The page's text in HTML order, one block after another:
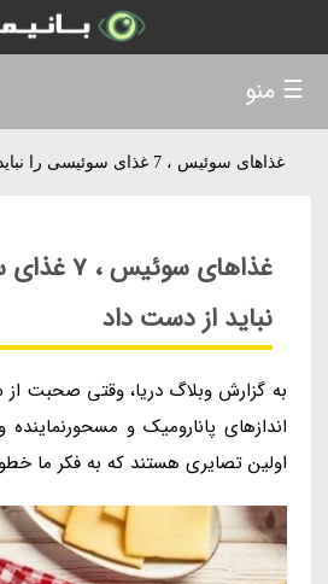
غذاهای سوئیس ، 7 غذای سوئیسی را نباید از دست داد - وبلاگ دریا
غذاهای
نباید از دست داد
به گزارش وبلاگ دریا، وقتی صحبت
اندازهای پانارومیک و
اولین تصایری هستند که به فکر ما
☰ منو